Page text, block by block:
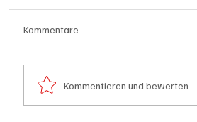
Schulanfang: Achtung Kinder
Kommentare
Kommentieren und bewerten...